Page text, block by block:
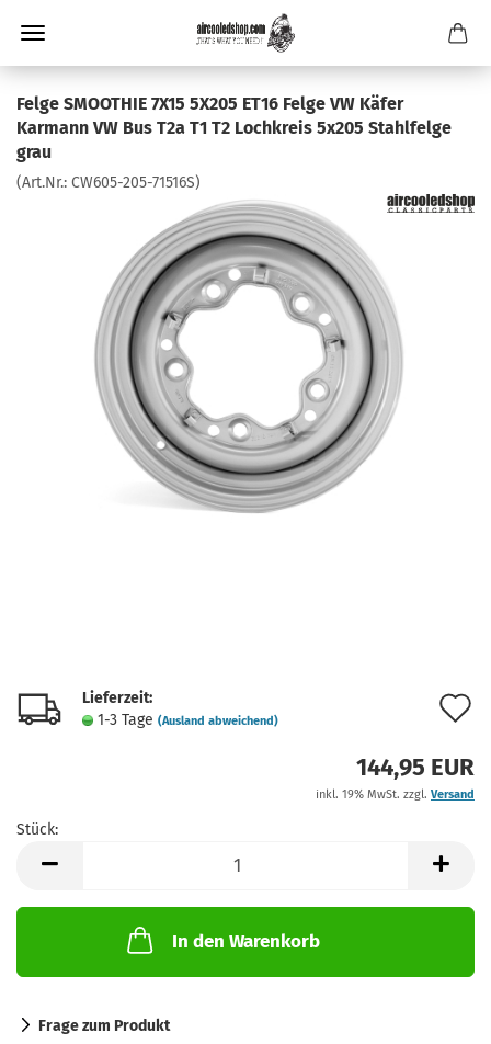
Felge SMOOTHIE 7X15 5X205 ET16 Felge VW Käfer
Karmann VW Bus T2a T1 T2 Lochkreis 5x205 Stahlfelge
grau
(Art.Nr.: CW605-205-71516S)
Lieferzeit:
1-3 Tage (Ausland abweichend)
144,95 EUR
inkl. 19% MwSt. zzgl. Versand
Stück:
In den Warenkorb
Frage zum Produkt